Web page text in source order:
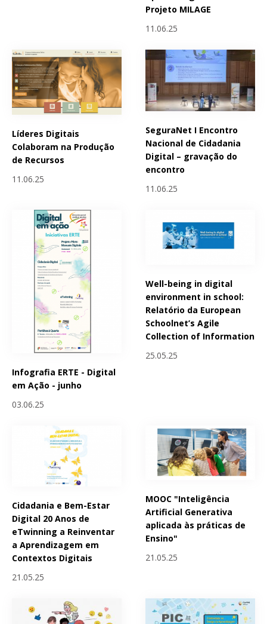
Projeto MILAGE
11.06.25
Líderes Digitais
Colaboram na Produção
de Recursos
11.06.25
SeguraNet I Encontro
Nacional de Cidadania
Digital – gravação do
encontro
11.06.25
Infografia ERTE - Digital
em Ação - junho
03.06.25
Well-being in digital
environment in school:
Relatório da European
Schoolnet’s Agile
Collection of Information
25.05.25
Cidadania e Bem-Estar
Digital 20 Anos de
eTwinning a Reinventar
a Aprendizagem em
Contextos Digitais
21.05.25
MOOC "Inteligência
Artificial Generativa
aplicada às práticas de
Ensino"
21.05.25